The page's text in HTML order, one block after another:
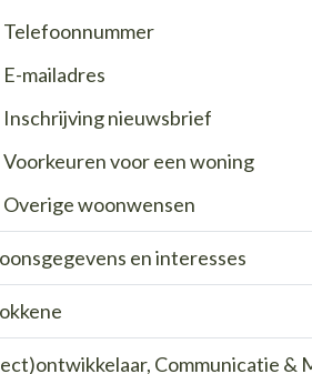
Telefoonnummer
E-mailadres
Inschrijving nieuwsbrief
Voorkeuren voor een woning
Overige woonwensen
en interesses
Communicatie &